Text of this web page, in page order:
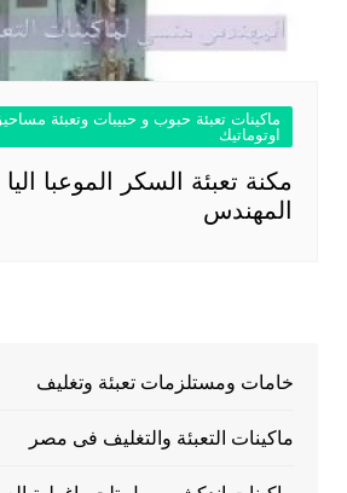
ماكينات تعبئة حبوب و حبيبات وتعبئة
اوتوماتيك
مكنة تعبئة السكر الموعبا
المهندس
خامات ومستلزمات تعبئة وتغليف
ماكينات التعبئة والتغليف فى مصر